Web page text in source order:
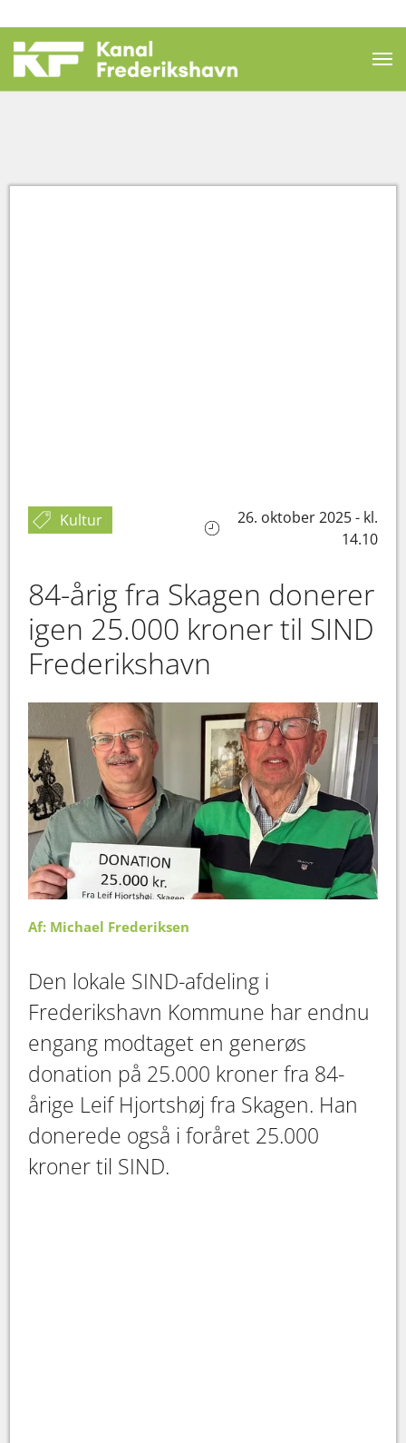
Kultur
26. oktober 2025 - kl.
14.10
84-årig fra Skagen donerer
igen 25.000 kroner til SIND
Frederikshavn
Af: Michael Frederiksen
Den lokale SIND-afdeling i
Frederikshavn Kommune har endnu
engang modtaget en generøs
donation på 25.000 kroner fra 84-
årige Leif Hjortshøj fra Skagen. Han
donerede også i foråret 25.000
kroner til SIND.